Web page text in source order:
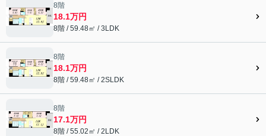
8階
18.1万円
8階 / 59.48㎡ / 3LDK
8階
18.1万円
8階 / 59.48㎡ / 2SLDK
8階
17.1万円
8階 / 55.02㎡ / 2LDK